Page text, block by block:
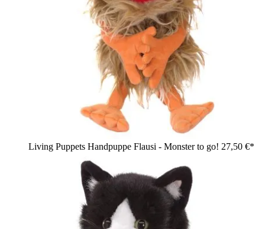
Living Puppets Handpuppe Flausi - Monster to go! 27,50 €*